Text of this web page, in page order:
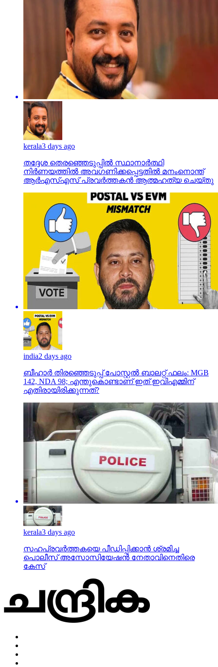
3 days ago
തദ്ദേശ തെരഞ്ഞെടുപ്പില്‍ സ്ഥാനാര്‍ത്ഥി
നിര്‍ണയത്തില്‍ അവഗണിക്കപ്പെട്ടതില്‍ മനംനൊന്ത്
ആര്‍എസ്എസ് പ്രവര്‍ത്തകന്‍ ആത്മഹത്യ ചെയ്തു
india2 days ago
ബീഹാർ തിരഞ്ഞെടുപ്പ് പോസ്റ്റൽ ബാലറ്റ് ഫലം: MGB
142, NDA 98; എന്തുകൊണ്ടാണ് ഇത് ഇവിഎമ്മിന്
എതിരായിരിക്കുന്നത്?
3 days ago
സഹപ്രവര്‍ത്തകയെ പീഡിപ്പിക്കാന്‍ ശ്രമിച്ച
പൊലീസ് അസോസിയേഷന്‍ നേതാവിനെതിരെ
കേസ്
Home
Privacy Policy